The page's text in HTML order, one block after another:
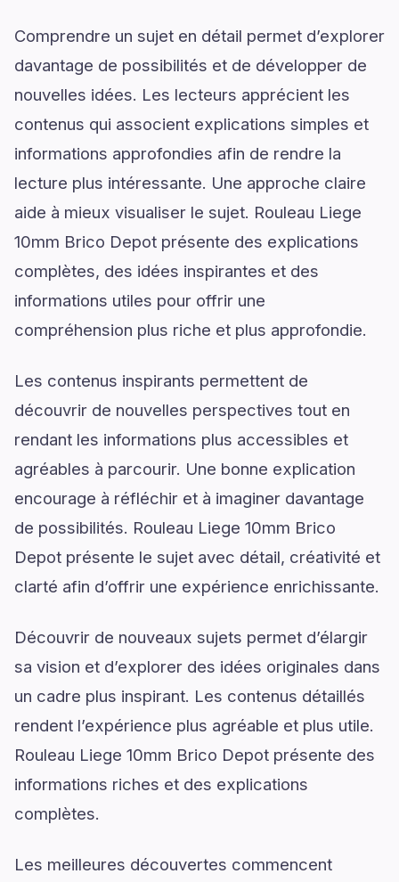
Comprendre un sujet en détail permet d’explorer
davantage de possibilités et de développer de
nouvelles idées. Les lecteurs apprécient les
contenus qui associent explications simples et
informations approfondies afin de rendre la
lecture plus intéressante. Une approche claire
aide à mieux visualiser le sujet. Rouleau Liege
10mm Brico Depot présente des explications
complètes, des idées inspirantes et des
informations utiles pour offrir une
compréhension plus riche et plus approfondie.
Les contenus inspirants permettent de
découvrir de nouvelles perspectives tout en
rendant les informations plus accessibles et
agréables à parcourir. Une bonne explication
encourage à réfléchir et à imaginer davantage
de possibilités. Rouleau Liege 10mm Brico
Depot présente le sujet avec détail, créativité et
clarté afin d’offrir une expérience enrichissante.
Découvrir de nouveaux sujets permet d’élargir
sa vision et d’explorer des idées originales dans
un cadre plus inspirant. Les contenus détaillés
rendent l’expérience plus agréable et plus utile.
Rouleau Liege 10mm Brico Depot présente des
informations riches et des explications
complètes.
Les meilleures découvertes commencent